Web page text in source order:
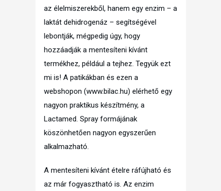
az élelmiszerekből, hanem egy enzim – a
laktát dehidrogenáz – segítségével
lebontják, mégpedig úgy, hogy
hozzáadják a mentesíteni kívánt
termékhez, például a tejhez. Tegyük ezt
mi is! A patikákban és ezen a
webshopon (www.bilac.hu) elérhető egy
nagyon praktikus készítmény, a
Lactamed. Spray formájának
köszönhetően nagyon egyszerűen
alkalmazható.
A mentesíteni kívánt ételre ráfújható és
az már fogyasztható is. Az enzim